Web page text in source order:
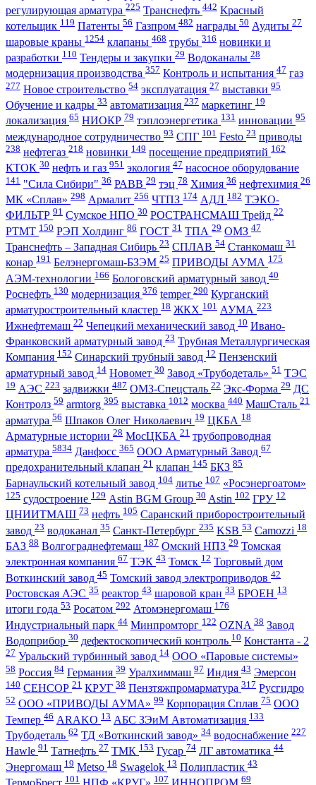
регулирующая арматура 225 Транснефть 442 Красный
котельщик 119 Патенты 56 Газпром 482 награды 50 Аудиты 27
шаровые краны 1254 клапаны 468 трубы 316 новинки и
разработки 110 Тендеры и закупки 29 Водоканалы 28
модернизация производства 357 Контроль и испытания 47 газ
277 Новое строительство 54 эксплуатация 27 выставки 95
Обучение и кадры 33 автоматизация 237 маркетинг 19
локализация 65 НИОКР 79 тэплоэнергетика 131 инновации 95
международное сотрудничество 93 СПГ 101 Festo 23 приводы
238 нефтегаз 218 новинки 149 посещение предприятий 162
КТОК 30 нефть и газ 951 экология 47 насосное оборудование
141 "Сила Сибири" 36 РАВВ 29 тэц 78 Химия 36 нефтехимия 26
МК «Сплав» 298 Армалит 256 ЧТПЗ 174 АДЛ 182 ТЭКО-
ФИЛЬТР 91 Сумское НПО 30 РОСТРАНСМАШ Трейд 22
РТМТ 150 РЭП Холдинг 86 ГОСТ 31 ТПА 29 ОМЗ 47
Транснефть – Западная Сибирь 23 СПЛАВ 54 Станкомаш 31
конар 191 Белэнергомаш-БЗЭМ 25 ПРИВОДЫ АУМА 175
АЭМ-технологии 166 Бологовский арматурный завод 40
Роснефть 130 модернизация 376 temper 290 Курганский
арматуростроительный кластер 18 ЖКХ 101 АУМА 223
Ижнефтемаш 22 Чепецкий механический завод 10 Ивано-
Франковский арматурный завод 23 Трубная Металлургическая
Компания 152 Синарский трубный завод 12 Пензенский
арматурный завод 14 Новомет 30 Завод «Трубодеталь» 51 ТЭС
19 АЭС 223 задвижки 487 ОМЗ-Спецсталь 22 Экс-Форма 29 ДС
Контролз 59 armtorg 395 выставка 1012 москва 440 МашСталь 21
арматура 56 Шпаков Олег Николаевич 19 ЦКБА 18
Арматурные истории 28 МосЦКБА 21 трубопроводная
арматура 5834 Данфосс 365 ООО Арматурный Завод 67
предохранительный клапан 21 клапан 145 БКЗ 85
Барнаульский котельный завод 104 литье 107 «Росэнергоатом»
125 судостроение 129 Astin BGM Group 30 Astin 102 ГРУ 12
ЦНИИТМАШ 73 нефть 105 Саранский приборостроительный
завод 23 водоканал 35 Санкт-Петербург 235 KSB 53 Camozzi 18
БАЗ 88 Волгограднефтемаш 187 Омский НПЗ 29 Томская
электронная компания 67 ТЭК 43 Томск 12 Торговый дом
Воткинский завод 45 Томский завод электроприводов 42
Ростовская АЭС 35 реактор 43 шаровой кран 33 БРОЕН 13
итоги года 53 Росатом 292 Атомэнергомаш 176
Индустриальный парк 44 Минпромторг 122 OZNA 38 Завод
Водоприбор 30 дефектоскопический контроль 10 Константа - 2
27 Уральский турбинный завод 14 ООО «Паровые системы»
58 Россия 84 Германия 39 Уралхиммаш 97 Индия 43 Эмерсон
140 СЕНСОР 21 КРУГ 38 Пензтяжпромарматура 317 Русгидро
52 ООО «ПРИВОДЫ АУМА» 99 Корпорация Сплав 75 ООО
Темпер 46 ARAKO 13 АБС ЗЭиМ Автоматизация 133
Трубодеталь 62 ТД «Воткинский завод» 34 водоснабжение 227
Hawle 91 Татнефть 27 ТМК 153 Гусар 74 ЛГ автоматика 44
Энергомаш 19 Metso 18 Swagelok 13 Полипластик 43
ТермоБрест 101 НПФ «КРУГ» 107 ИННОПРОМ 69